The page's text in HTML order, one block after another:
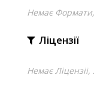
Немає Формати,
Ліцензії
Немає